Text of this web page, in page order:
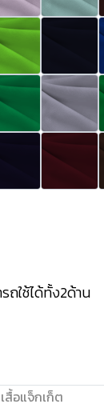
ถใช้ได้ทั้ง2ด้าน
สื้อแจ็กเก็ต